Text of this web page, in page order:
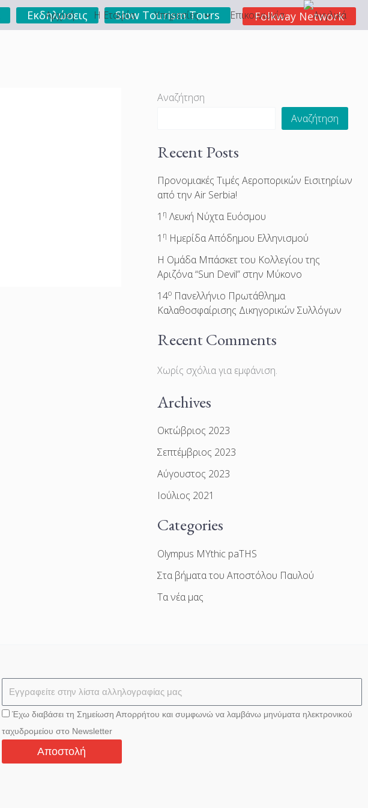
Αρχική Η Εταιρία Υπηρεσίες Επικοινωνία
Εκδηλώσεις Slow Tourism Tours Folkway Network
Αναζήτηση
Αναζήτηση
Recent Posts
Προνομιακές Τιμές Αεροπορικών Εισιτηρίων
από την Air Serbia!
1 η Λευκή Νύχτα Ευόσμου
1 η Ημερίδα Απόδημου Ελληνισμού
Η Ομάδα Μπάσκετ του Κολλεγίου της
Αριζόνα “Sun Devil” στην Μύκονο
14οΠανελλήνιο Πρωτάθλημα
Καλαθοσφαίρισης Δικηγορικών Συλλόγων
Recent Comments
Χωρίς σχόλια για εμφάνιση.
Archives
Οκτώβριος 2023
Σεπτέμβριος 2023
Αύγουστος 2023
Ιούλιος 2021
Categories
Olympus MYthic paTHS
Στα βήματα του Αποστόλου Παυλού
Τα νέα μας
Έχω διαβάσει τη Σημείωση Απορρήτου και συμφωνώ να λαμβάνω μηνύματα ηλεκτρονικού
ταχυδρομείου στο Newsletter
Αποστολή